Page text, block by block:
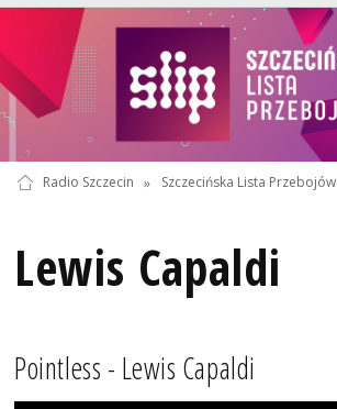
Radio Szczecin » Szczecińska Lista Przebojów
Lewis Capaldi
Pointless - Lewis Capaldi